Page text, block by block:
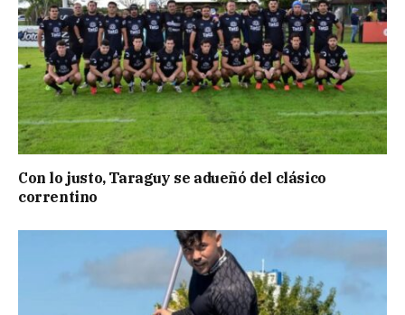
Con lo justo, Taraguy se adueñó del clásico
correntino